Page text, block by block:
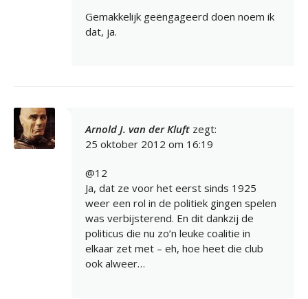
Gemakkelijk geëngageerd doen noem ik
dat, ja.
Arnold J. van der Kluft zegt:
25 oktober 2012 om 16:19
@12
Ja, dat ze voor het eerst sinds 1925
weer een rol in de politiek gingen spelen
was verbijsterend. En dit dankzij de
politicus die nu zo’n leuke coalitie in
elkaar zet met – eh, hoe heet die club
ook alweer…